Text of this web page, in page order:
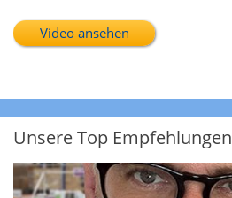
Video ansehen
Unsere Top Empfehlungen